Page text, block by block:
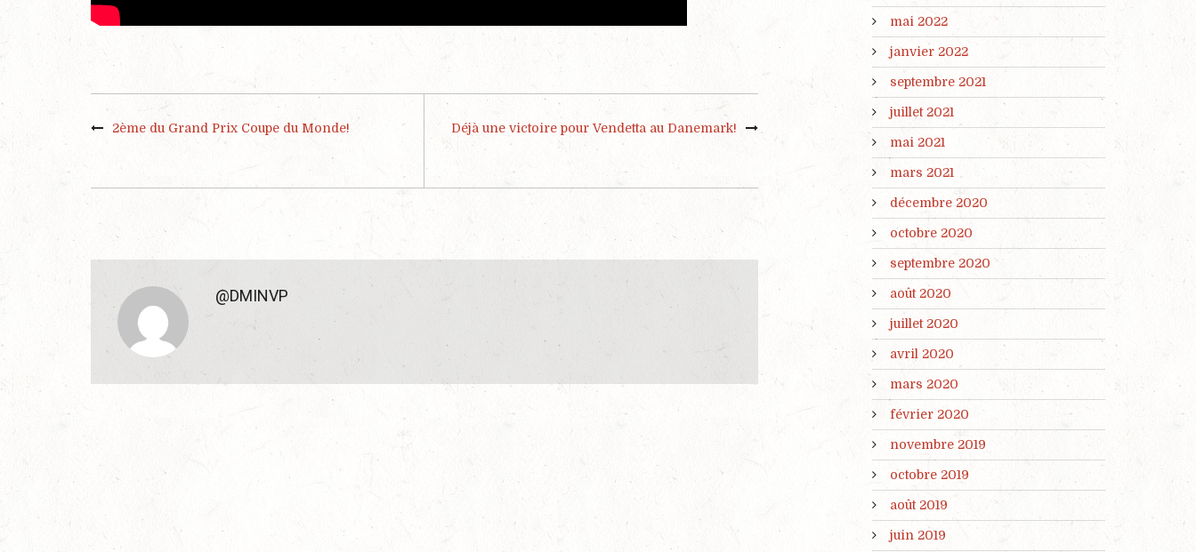
2ème du Grand Prix Coupe du Monde! Déjà une victoire pour Vendetta au Danemark!
@DMINVP
mai 2022
janvier 2022
septembre 2021
juillet 2021
mai 2021
mars 2021
décembre 2020
octobre 2020
septembre 2020
août 2020
juillet 2020
avril 2020
mars 2020
février 2020
novembre 2019
octobre 2019
août 2019
juin 2019